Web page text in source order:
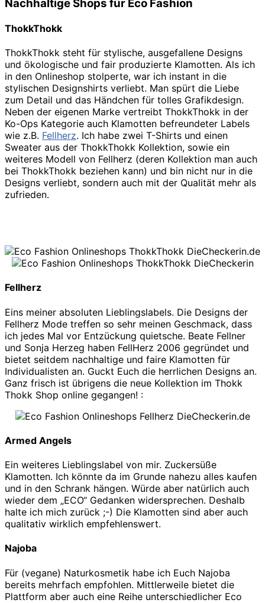
Nachhaltige Shops für Eco Fashion
ThokkThokk
ThokkThokk steht für stylische, ausgefallene Designs
und ökologische und fair produzierte Klamotten. Als ich
in den Onlineshop stolperte, war ich instant in die
stylischen Designshirts verliebt. Man spürt die Liebe
zum Detail und das Händchen für tolles Grafikdesign.
Neben der eigenen Marke vertreibt ThokkThokk in der
Ko-Ops Kategorie auch Klamotten befreundeter Labels
wie z.B. Fellherz. Ich habe zwei T-Shirts und einen
Sweater aus der ThokkThokk Kollektion, sowie ein
weiteres Modell von Fellherz (deren Kollektion man auch
bei ThokkThokk beziehen kann) und bin nicht nur in die
Designs verliebt, sondern auch mit der Qualität mehr als
zufrieden.
Fellherz
Eins meiner absoluten Lieblingslabels. Die Designs der
Fellherz Mode treffen so sehr meinen Geschmack, dass
ich jedes Mal vor Entzückung quietsche. Beate Fellner
und Sonja Herzeg haben FellHerz 2006 gegründet und
bietet seitdem nachhaltige und faire Klamotten für
Individualisten an. Guckt Euch die herrlichen Designs an.
Ganz frisch ist übrigens die neue Kollektion im Thokk
Thokk Shop online gegangen! :
Armed Angels
Ein weiteres Lieblingslabel von mir. Zuckersüße
Klamotten. Ich könnte da im Grunde nahezu alles kaufen
und in den Schrank hängen. Würde aber natürlich auch
wieder dem „ECO“ Gedanken widersprechen. Deshalb
halte ich mich zurück ;-) Die Klamotten sind aber auch
qualitativ wirklich empfehlenswert.
Najoba
Für (vegane) Naturkosmetik habe ich Euch Najoba
bereits mehrfach empfohlen. Mittlerweile bietet die
Plattform aber auch eine Reihe unterschiedlicher Eco